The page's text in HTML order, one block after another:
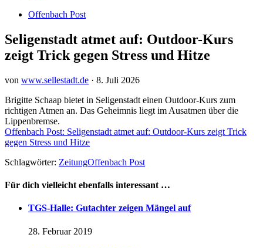
Offenbach Post
Seligenstadt atmet auf: Outdoor-Kurs
zeigt Trick gegen Stress und Hitze
von www.sellestadt.de · 8. Juli 2026
Brigitte Schaap bietet in Seligenstadt einen Outdoor-Kurs zum
richtigen Atmen an. Das Geheimnis liegt im Ausatmen über die
Lippenbremse.
Offenbach Post: Seligenstadt atmet auf: Outdoor-Kurs zeigt Trick
gegen Stress und Hitze
Schlagwörter: ZeitungOffenbach Post
Für dich vielleicht ebenfalls interessant …
TGS-Halle: Gutachter zeigen Mängel auf
28. Februar 2019